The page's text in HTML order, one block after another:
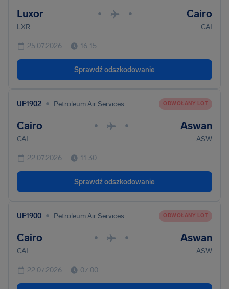
Luxor • • Cairo
LXR CAI
25.07.2026 16:15
Sprawdź odszkodowanie
UF1902 • Petroleum Air Services ODWOŁANY LOT
Cairo • • Aswan
CAI ASW
22.07.2026 11:30
Sprawdź odszkodowanie
UF1900 • Petroleum Air Services ODWOŁANY LOT
Cairo • • Aswan
CAI ASW
22.07.2026 07:00